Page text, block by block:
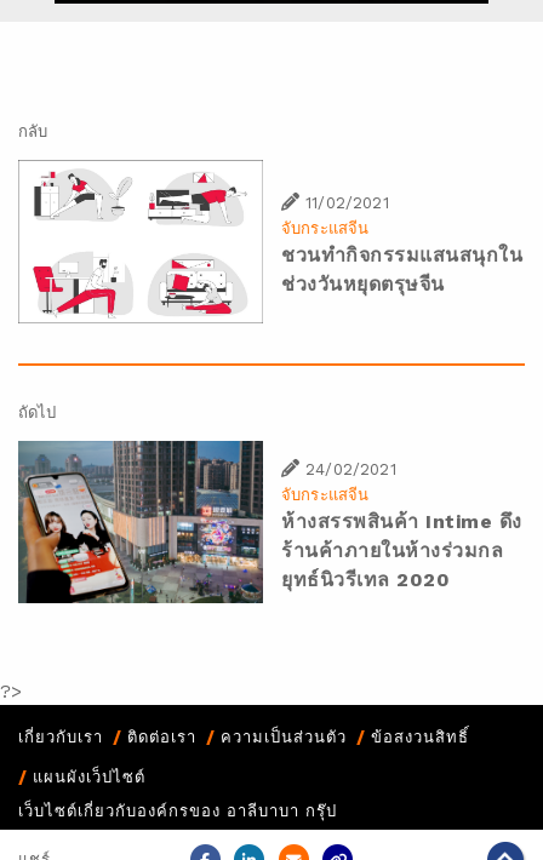
กลับ
11/02/2021
จับกระแสจีน
ชวนทำกิจกรรมแสนสนุกใน
ช่วงวันหยุดตรุษจีน
ถัดไป
24/02/2021
จับกระแสจีน
ห้างสรรพสินค้า Intime ดึง
ร้านค้าภายในห้างร่วมกล
ยุทธ์นิวรีเทล 2020
?>
เกี่ยวกับเรา ติดต่อเรา ความเป็นส่วนตัว ข้อสงวนสิทธิ์
แผนผังเว็ปไซต์
เว็บไซต์เกี่ยวกับองค์กรของ อาลีบาบา กรุ๊ป
2026 Alibaba Group Holding Limited and/or